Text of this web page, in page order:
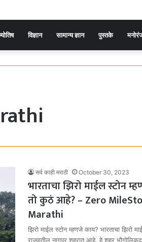
विज्ञान सामान्य ज्ञान पुस्तके
सर्व काही मराठी October 30, 2023
भारताचा झिरो माईल स्टोन
तो कुठं आहे? – Zero
Marathi
झिरो माईल स्टोन म्हणजे काय? भारताचा झिरो
राज्यातील नागपूर शहरात आहे. हे शहर